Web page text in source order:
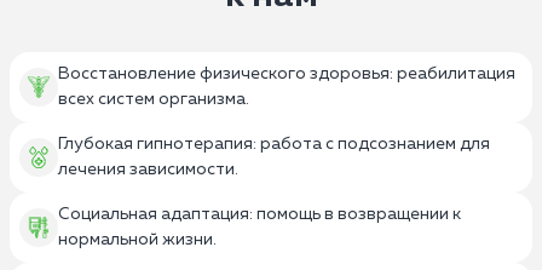
Восстановление физического здоровья: реабилитация
всех систем организма.
Глубокая гипнотерапия: работа с подсознанием для
лечения зависимости.
Социальная адаптация: помощь в возвращении к
нормальной жизни.